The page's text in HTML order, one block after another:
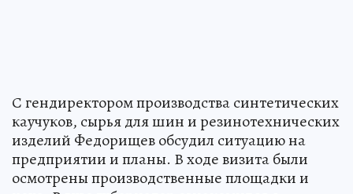
С гендиректором производства синтетических
каучуков, сырья для шин и резинотехнических
изделий Федорищев обсудил ситуацию на
предприятии и планы. В ходе визита были
осмотрены производственные площадки и